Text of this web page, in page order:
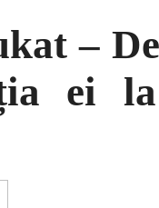
–
ei la